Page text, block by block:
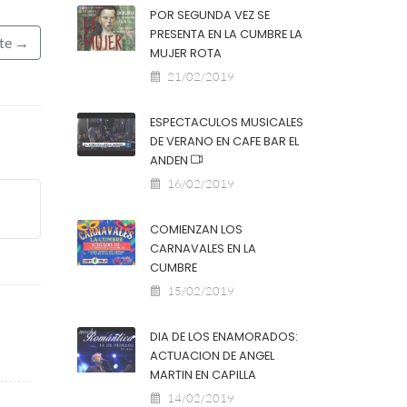
→
POR SEGUNDA VEZ SE
PRESENTA EN LA CUMBRE LA
MUJER ROTA
21/02/2019
ESPECTACULOS MUSICALES
DE VERANO EN CAFE BAR EL
ANDEN
16/02/2019
COMIENZAN LOS
CARNAVALES EN LA
CUMBRE
15/02/2019
DIA DE LOS ENAMORADOS:
ACTUACION DE ANGEL
MARTIN EN CAPILLA
14/02/2019